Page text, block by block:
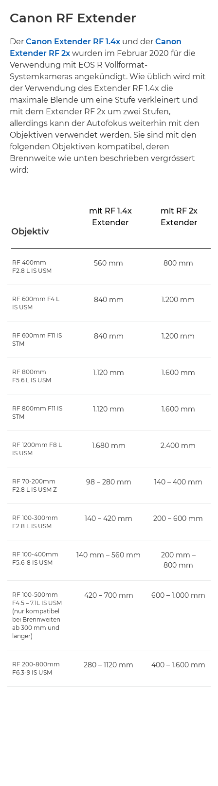
Canon RF Extender
Der Canon Extender RF 1.4x und der Canon
Extender RF 2x wurden im Februar 2020 für die
Verwendung mit EOS R Vollformat-
Systemkameras angekündigt. Wie üblich wird mit
der Verwendung des Extender RF 1.4x die
maximale Blende um eine Stufe verkleinert und
mit dem Extender RF 2x um zwei Stufen,
allerdings kann der Autofokus weiterhin mit den
Objektiven verwendet werden. Sie sind mit den
folgenden Objektiven kompatibel, deren
Brennweite wie unten beschrieben vergrössert
wird:
Objektiv
mit RF 1.4x
Extender
mit RF 2x
Extender
RF 400mm
F2.8 L IS USM
560 mm 800 mm
RF 600mm F4 L
IS USM
840 mm 1.200 mm
RF 600mm F11 IS
STM
840 mm 1.200 mm
RF 800mm
F5.6 L IS USM
1.120 mm 1.600 mm
RF 800mm F11 IS
STM
1.120 mm 1.600 mm
RF 1200mm F8 L
IS USM
1.680 mm 2.400 mm
RF 70-200mm
F2.8 L IS USM Z
98 – 280 mm 140 – 400 mm
RF 100-300mm
F2.8 L IS USM
140 – 420 mm 200 – 600 mm
RF 100-400mm
F5.6-8 IS USM
140 mm – 560 mm
200 mm –
800 mm
RF 100-500mm
F4.5 – 7.1L IS USM
(nur kompatibel
bei Brennweiten
ab 300 mm und
länger)
420 – 700 mm 600 – 1.000 mm
RF 200-800mm
F6.3-9 IS USM
280 – 1120 mm 400 – 1.600 mm